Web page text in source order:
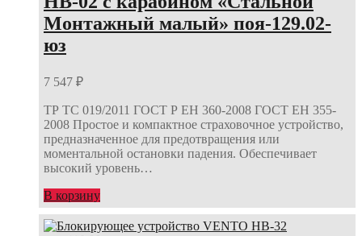
Монтажный малый» поя-129.02-
юз
7 547 ₽
ТР ТС 019/2011 ГОСТ Р ЕН 360-2008 ГОСТ ЕН 355-
2008 Простое и компактное страховочное устройство,
предназначенное для предотвращения или
моментальной остановки падения. Обеспечивает
высокий уровень…
В корзину